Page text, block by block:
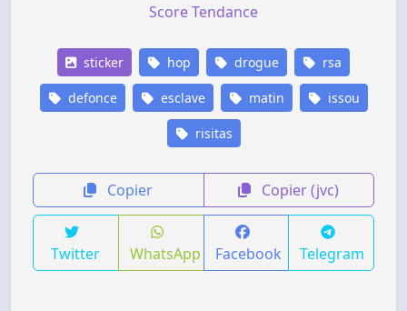
Score Tendance
sticker hop drogue rsa
defonce esclave matin issou
risitas
Copier Copier (jvc)
Twitter WhatsApp Facebook Telegram